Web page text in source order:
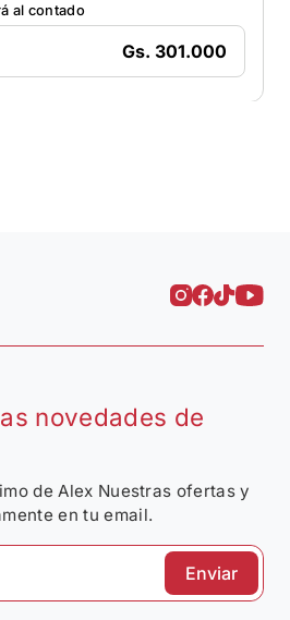
al contado
Gs. 301.000
novedades de
de Alex Nuestras ofertas y
en tu email.
Enviar